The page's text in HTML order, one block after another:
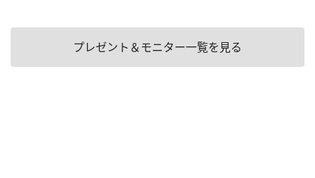
プレゼント＆モニター一覧を見る